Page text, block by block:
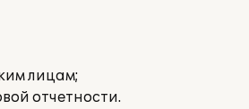
лицам;
отчетности.